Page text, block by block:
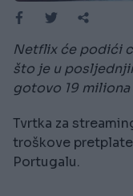
Netflix će podići
što je u
gotovo 19
Tvrtka za
troškove
Portugalu.